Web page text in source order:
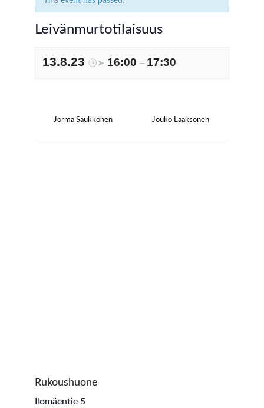
Leivänmurtotilaisuus
13.8.23 🕓➤ 16:00 – 17:30
Jorma Saukkonen Jouko Laaksonen
Rukoushuone
Ilomäentie 5